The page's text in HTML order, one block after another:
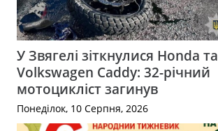
У Звягелі зіткнулися Honda та
Volkswagen Caddy: 32-річний
мотоцикліст загинув
Понеділок, 10 Серпня, 2026